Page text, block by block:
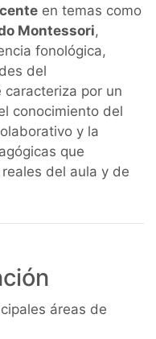
en temas como
Montessori,
fonológica,
del
por un
conocimiento del
y la
que
del aula y de
áreas de